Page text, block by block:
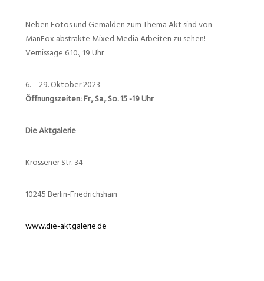
Neben Fotos und Gemälden zum Thema Akt sind von
ManFox abstrakte Mixed Media Arbeiten zu sehen!
Vernissage 6.10., 19 Uhr
6. – 29. Oktober 2023
Öffnungszeiten: Fr., Sa., So. 15 -19 Uhr
Die Aktgalerie
Krossener Str. 34
10245 Berlin-Friedrichshain
www.die-aktgalerie.de